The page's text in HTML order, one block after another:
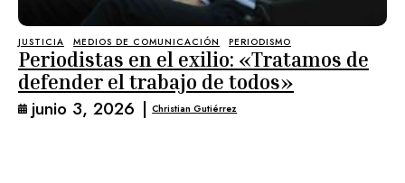
JUSTICIA MEDIOS DE COMUNICACIÓN PERIODISMO
Periodistas en el exilio: «Tratamos de
defender el trabajo de todos»
junio 3, 2026 | Christian Gutiérrez